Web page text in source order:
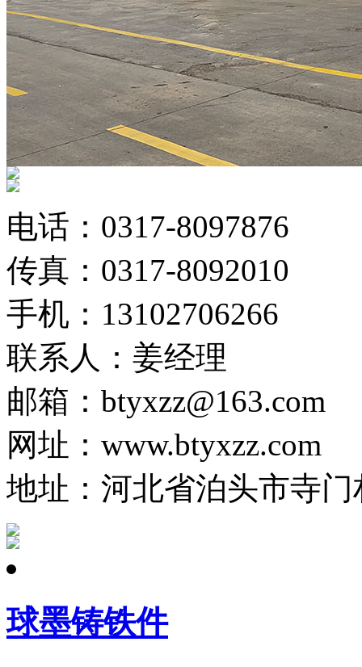
电话：0317-8097876
传真：0317-8092010
手机：13102706266
联系人：姜经理
邮箱：btyxzz@163.com
网址：www.btyxzz.com
地址：河北省泊头市寺门
球墨铸铁件